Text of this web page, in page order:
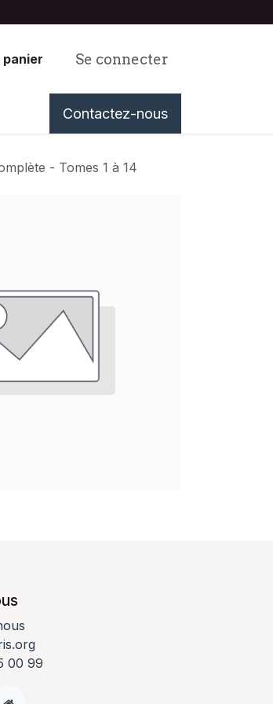
panier Se connecter
Tableau de Bord
Contactez-nous
- Tomes 1 à 14
00 99